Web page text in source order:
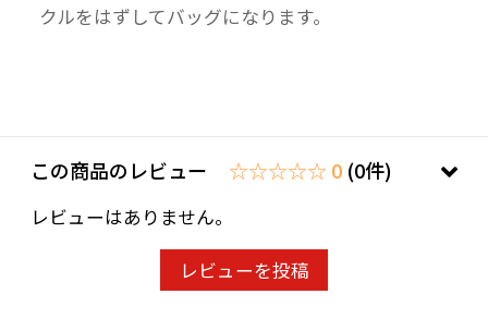
クルをはずしてバッグになります。
この商品のレビュー ☆☆☆☆☆ 0 (0件)
レビューはありません。
レビューを投稿